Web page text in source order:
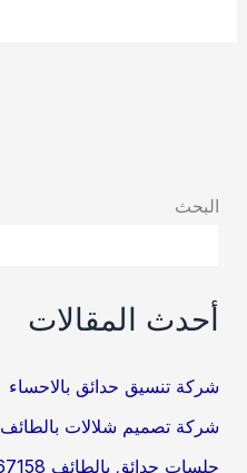
البحث
أحدث المقالات
شركة تنسيق حدائق بالاحساء
شركة تصميم شلالات بالطائف 0531167158
جلسات حدائق بالطائف 0531167158